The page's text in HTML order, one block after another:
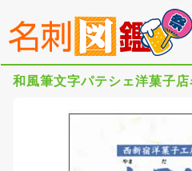
和風筆文字パテシェ洋菓子店